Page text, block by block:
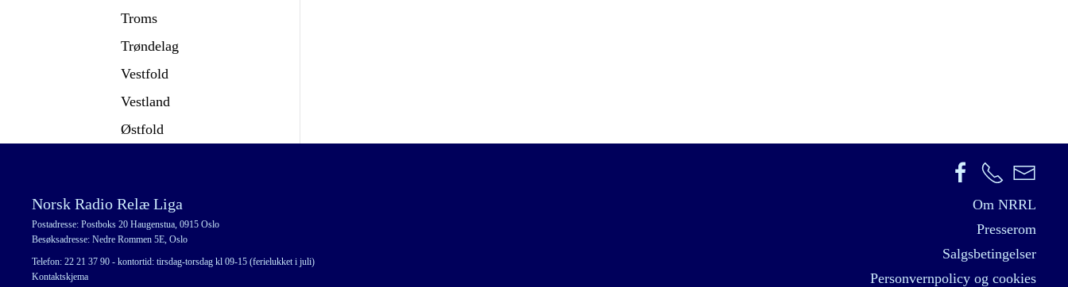
Troms
Trøndelag
Vestfold
Vestland
Østfold
Norsk Radio Relæ Liga
Postadresse: Postboks 20 Haugenstua, 0915 Oslo
Besøksadresse: Nedre Rommen 5E, Oslo
Telefon: 22 21 37 90 - kontortid: tirsdag-torsdag kl 09-15 (ferielukket i juli)
Kontaktskjema
Om NRRL
Presserom
Salgsbetingelser
Personvernpolicy og cookies